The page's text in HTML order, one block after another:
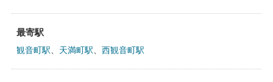
最寄駅
観音町駅 天満町駅 西観音町駅